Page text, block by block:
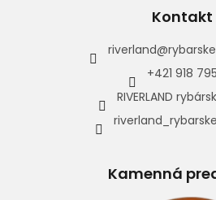
Kontakt
riverland@
+421 918
RIVERLAND
Kamenná